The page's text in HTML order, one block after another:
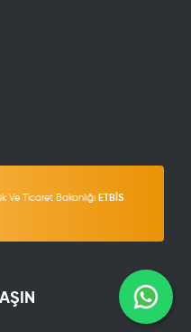
Ve Ticaret Bakanlığı ETBİS